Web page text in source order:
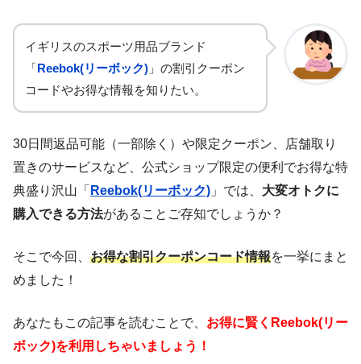
イギリスのスポーツ用品ブランド
「Reebok(リーボック) 」の割引クーポン
コードやお得な情報を知りたい。
30日間返品可能（一部除く）や限定クーポン、店舗取り
置きのサービスなど、公式ショップ限定の便利でお得な特
典盛り沢山「 Reebok(リーボック) 」では、 大変オトクに
購入できる方法があることご存知でしょうか？
そこで今回、 お得な割引クーポンコード情報を一挙にまと
めました！
あなたもこの記事を読むことで、 お得に賢くReebok(リー
ボック)を利用しちゃいましょう！